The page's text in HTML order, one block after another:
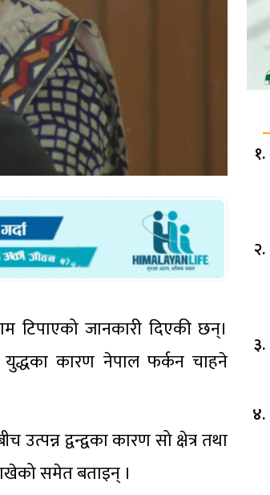
टिपाएको जानकारी दिएकी छन्।
युद्धका कारण नेपाल फर्कन चाहने
द्वन्द्वका कारण सो क्षेत्र तथा
समेत बताइन् ।